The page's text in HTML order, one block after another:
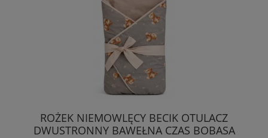
ROŻEK NIEMOWLĘCY BECIK OTULACZ
DWUSTRONNY BAWEŁNA CZAS BOBASA